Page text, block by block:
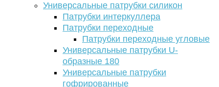
Универсальные патрубки силикон
Патрубки интеркуллера
Патрубки переходные
Патрубки переходные угловые
Универсальные патрубки U-
образные 180
Универсальные патрубки
гофрированные